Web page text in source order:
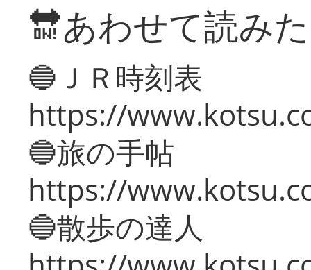
🔛あわせて読み
🔵ＪＲ時刻表
https://
🔵旅の手帖
https://
🔵散歩の達人